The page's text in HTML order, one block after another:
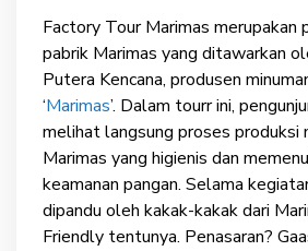
Factory Tour Marimas merupakan
pabrik Marimas yang ditawarkan
Putera Kencana, produsen
‘Marimas’. Dalam tourr ini,
melihat langsung proses produksi
Marimas yang higienis dan
keamanan pangan. Selama
dipandu oleh kakak-kakak dari
Friendly tentunya. Penasaran?